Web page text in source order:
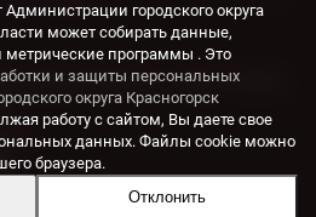
область, г. Красногорск,
ADN
городского округа
может собирать данные,
метрические программы . Это
и защиты персональных
округа Красногорск
работу с сайтом, Вы даете свое
данных. Файлы cookie можно
браузера.
Отклонить